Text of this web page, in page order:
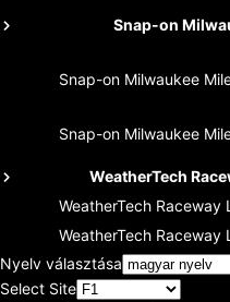
Snap-on
Snap-on Milwaukee
Snap-on Milwaukee
WeatherTech
WeatherTech Raceway
WeatherTech Raceway
Nyelv választása
Select Site